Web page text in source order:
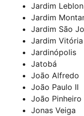
Jardim Leblon
Jardim
Jardim São
Jardim Vitória
Jardinópolis
Jatobá
João Alfredo
João Paulo II
João Pinheiro
Jonas Veiga